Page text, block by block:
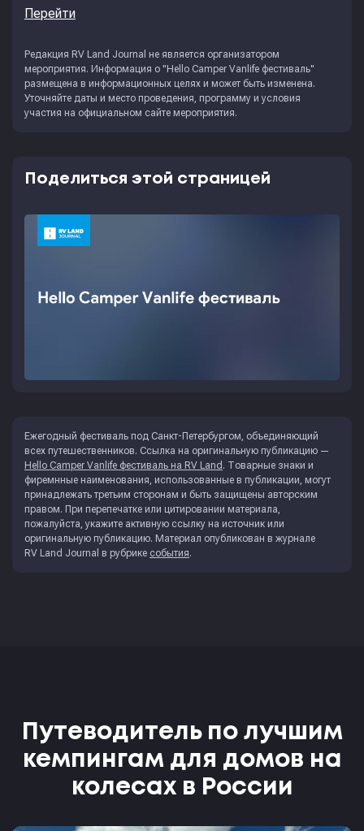
Перейти
Редакция RV Land Journal не является организатором
мероприятия. Информация о "Hello Camper Vanlife фестиваль"
размещена в информационных целях и может быть изменена.
Уточняйте даты и место проведения, программу и условия
участия на официальном сайте мероприятия.
Поделиться этой страницей
Ежегодный фестиваль под Санкт-Петербургом, объединяющий
всех путешественников. Ссылка на оригинальную публикацию —
Hello Camper Vanlife фестиваль на RV Land . Товарные знаки и
фиремнные наименования, использованные в публикации, могут
принадлежать третьим сторонам и быть защищены авторским
правом. При перепечатке или цитировании материала,
пожалуйста, укажите активную ссылку на источник или
оригинальную публикацию. Материал опубликован в журнале
RV Land Journal в рубрике события.
Путеводитель по лучшим
кемпингам для домов на
колесах в России